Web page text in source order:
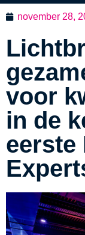
november 28,
voor
in de
eerste